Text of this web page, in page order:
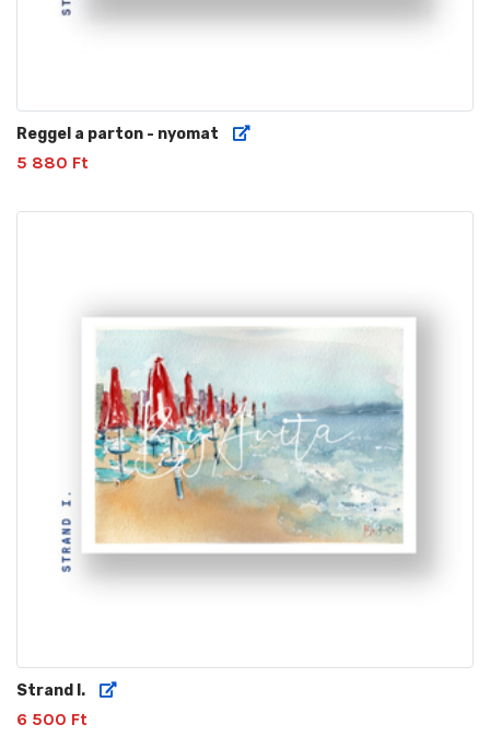
Reggel a parton - nyomat
5 880 Ft
Strand I.
6 500 Ft